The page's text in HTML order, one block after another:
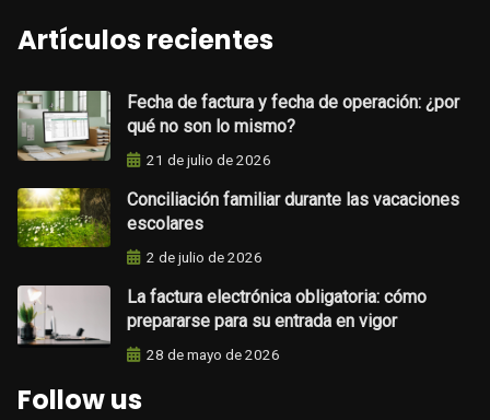
Artículos recientes
Fecha de factura y fecha de operación: ¿por
qué no son lo mismo?
21 de julio de 2026
Conciliación familiar durante las vacaciones
escolares
2 de julio de 2026
La factura electrónica obligatoria: cómo
prepararse para su entrada en vigor
28 de mayo de 2026
Follow us